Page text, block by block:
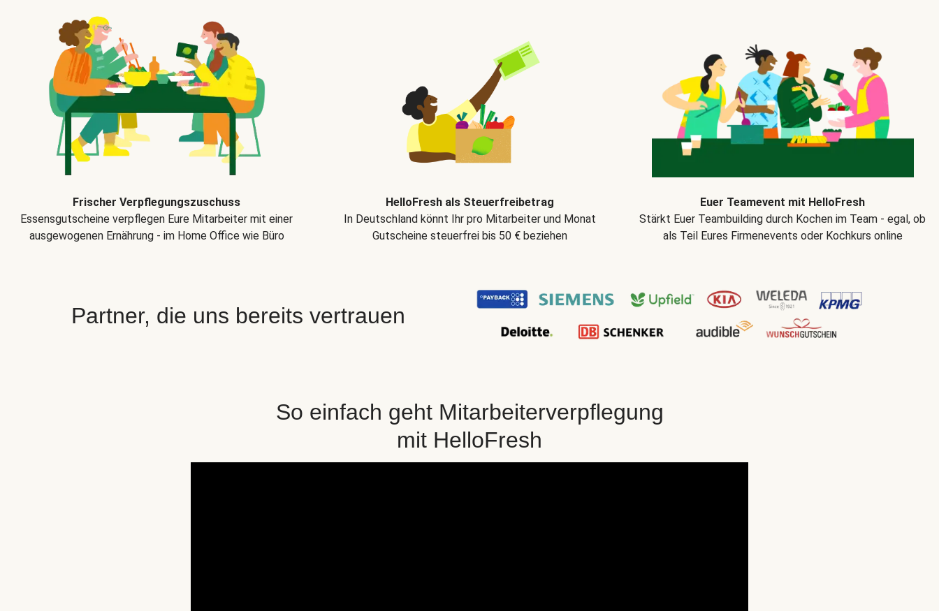
Frischer Verpflegungszuschuss
Essensgutscheine verpflegen Eure Mitarbeiter mit einer
ausgewogenen Ernährung - im Home Office wie Büro
HelloFresh als Steuerfreibetrag
In Deutschland könnt Ihr pro Mitarbeiter und Monat
Gutscheine steuerfrei bis 50 € beziehen
Euer Teamevent mit HelloFresh
Stärkt Euer Teambuilding durch Kochen im Team - egal, ob
als Teil Eures Firmenevents oder Kochkurs online
Partner, die uns bereits vertrauen
So einfach geht Mitarbeiterverpflegung
mit HelloFresh